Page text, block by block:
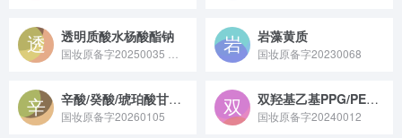
透明质酸水杨酸酯钠 岩藻黄质
国妆原备字20230068
辛酸/癸酸/琥珀酸甘油三酯/氢化蓖麻油/IPDI 共聚物
国妆原备字20260105
双羟基乙基PPG/PEG-7/4二氰甲基噻吩偶氮甲苯胺三乙氧基硅丙基氨基甲酸酯
国妆原备字20240012